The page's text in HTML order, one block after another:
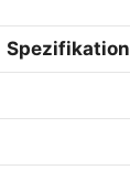
Spezifikation